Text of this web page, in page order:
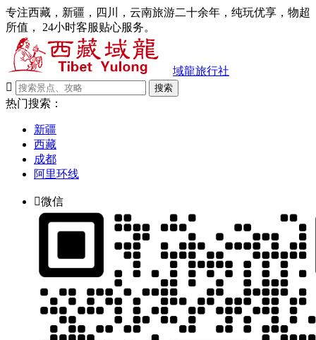
专注西藏，新疆，四川，云南旅游二十余年，纯玩优享，物超
所值， 24小时客服贴心服务。
域龍旅行社

搜索
热门搜索：
新疆
西藏
成都
阿里环线
微信